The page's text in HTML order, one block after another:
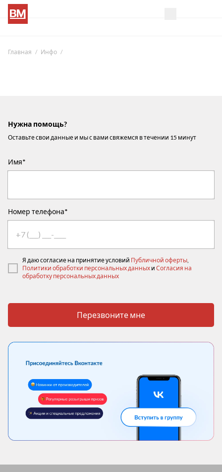
Главная Инфо
Нужна помощь?
Оставьте свои данные и мы с вами свяжемся в течении 15 минут
Имя*
Номер телефона*
Я даю согласие на принятие условий Публичной оферты,
Политики обработки персональных данных и Согласия на
обработку персональных данных
Перезвоните мне